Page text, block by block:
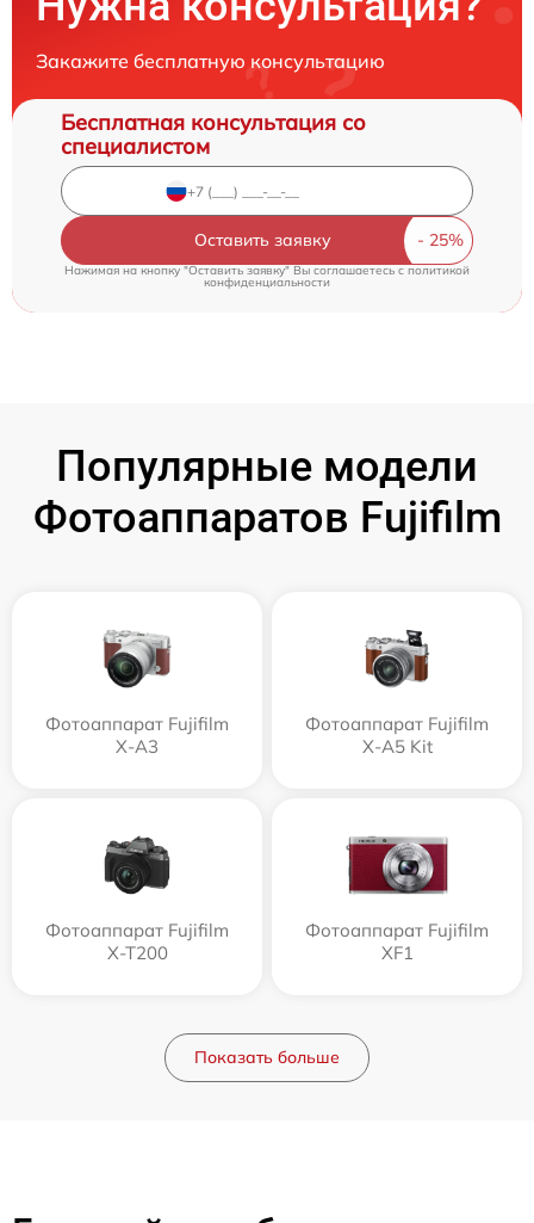
Закажите бесплатную консультацию
Бесплатная консультация со
специалистом
Оставить заявку
Нажимая на кнопку "Оставить заявку" Вы соглашаетесь c политикой
конфиденциальности
Популярные модели
Фотоаппаратов Fujifilm
Фотоаппарат Fujifilm
X-A3
Фотоаппарат Fujifilm
X-A5 Kit
Фотоаппарат Fujifilm
X-T200
Фотоаппарат Fujifilm
XF1
Показать больше